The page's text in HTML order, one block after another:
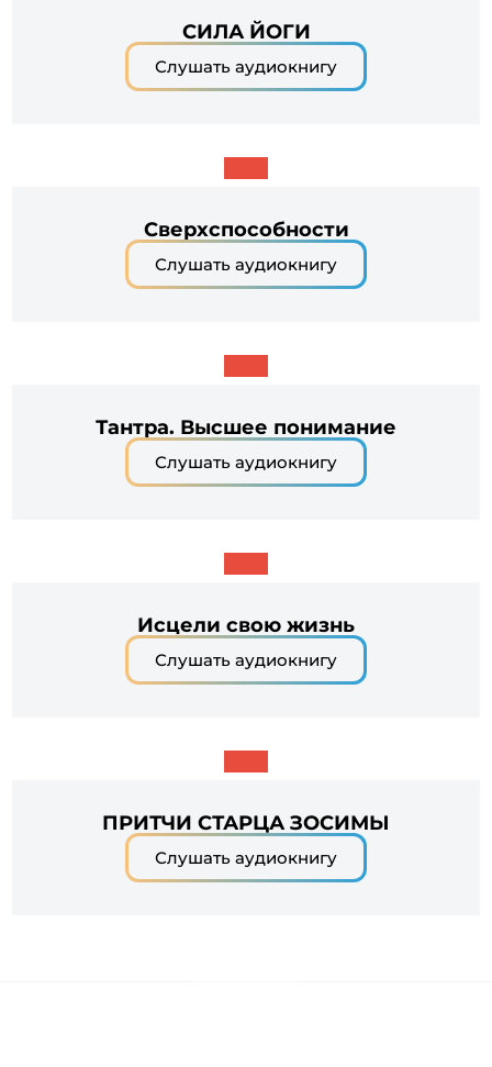
СИЛА ЙОГИ
Слушать аудиокнигу
Сверхспособности
Слушать аудиокнигу
Тантра. Высшее понимание
Слушать аудиокнигу
Исцели свою жизнь
Слушать аудиокнигу
ПРИТЧИ СТАРЦА ЗОСИМЫ
Слушать аудиокнигу